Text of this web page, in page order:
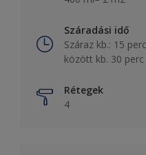
Száradási idő
Száraz kb.: 15
között kb. 30
Rétegek
4